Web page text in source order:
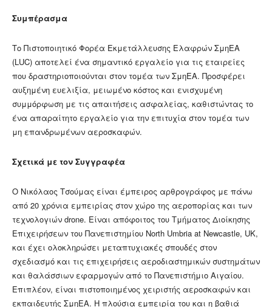
Συμπέρασμα
Το Πιστοποιητικό Φορέα Εκμετάλλευσης Ελαφρών ΣμηΕΑ
(LUC) αποτελεί ένα σημαντικό εργαλείο για τις εταιρείες
που δραστηριοποιούνται στον τομέα των ΣμηΕΑ. Προσφέρει
αυξημένη ευελιξία, μειωμένο κόστος και ενισχυμένη
συμμόρφωση με τις απαιτήσεις ασφαλείας, καθιστώντας το
ένα απαραίτητο εργαλείο για την επιτυχία στον τομέα των
μη επανδρωμένων αεροσκαφών.
Σχετικά με τον Συγγραφέα
Ο Νικόλαος Τσούμας είναι έμπειρος αρθρογράφος με πάνω
από 20 χρόνια εμπειρίας στον χώρο της αεροπορίας και των
τεχνολογιών drone. Είναι απόφοιτος του Τμήματος Διοίκησης
Επιχειρήσεων του Πανεπιστημίου North Umbria at Newcastle, UK,
και έχει ολοκληρώσει μεταπτυχιακές σπουδές στον
σχεδιασμό και τις επιχειρήσεις αεροδιαστημικών συστημάτων
και θαλάσσιων εφαρμογών από το Πανεπιστήμιο Αιγαίου.
Επιπλέον, είναι πιστοποιημένος χειριστής αεροσκαφών και
εκπαιδευτής ΣμηΕΑ. Η πλούσια εμπειρία του και η βαθιά